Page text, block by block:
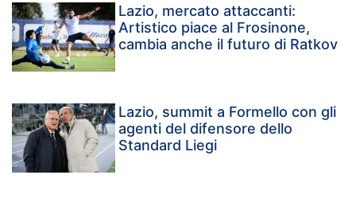
Lazio, mercato attaccanti:
Artistico piace al Frosinone,
cambia anche il futuro di Ratkov
Lazio, summit a Formello con gli
agenti del difensore dello
Standard Liegi